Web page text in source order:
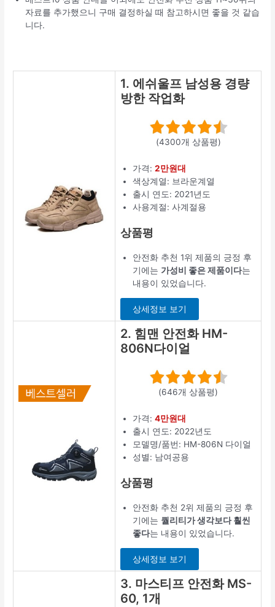
자료를 추가했으니 구매 결정하실 때 참고하시면 좋을 것 같습
니다.
1. 에쉬울프 남성용 경량
방한 작업화
(4300개 상품평)
가격:2만원대
색상계열: 브라운계열
출시 연도: 2021년도
사용계절: 사계절용
상품평
안전화 추천 1위 제품의 긍정 후
기에는 가성비 좋은 제품이다는
내용이 있었습니다.
상세정보 보기
2. 힘맨 안전화 HM-
806N다이얼
(646개 상품평)
가격:4만원대
출시 연도: 2022년도
모델명/품번: HM-806N 다이얼
성별: 남여공용
상품평
안전화 추천 2위 제품의 긍정 후
기에는 퀄리티가 생각보다 훨씬
좋다는 내용이 있었습니다.
상세정보 보기
3. 마스티프 안전화 MS-
60, 1개